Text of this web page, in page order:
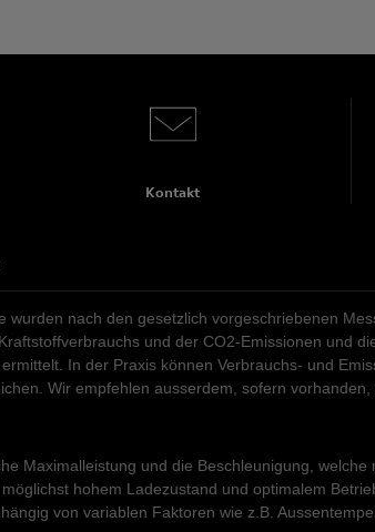
Kontakt
nach den gesetzlich vorgeschriebenen
und der CO2-Emissionen und
In der Praxis können Verbrauchs- und
Wir empfehlen ausserdem, sofern
Maximalleistung und die Beschleunigung,
hohem Ladezustand und optimalem
von variablen Faktoren wie z.B.